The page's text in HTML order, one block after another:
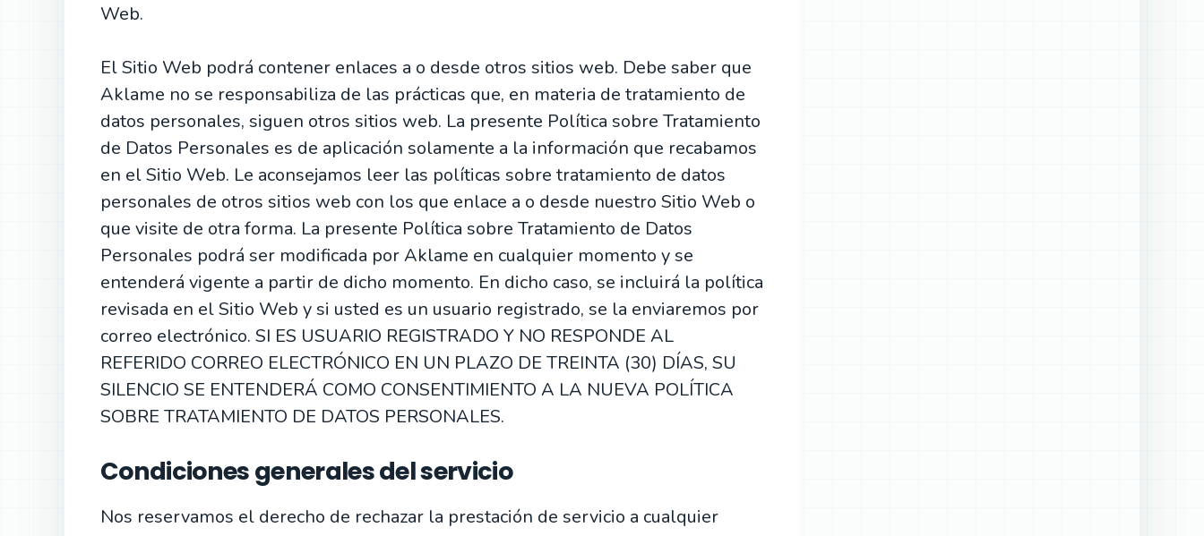
Web.
El Sitio Web podrá contener enlaces a o desde otros sitios web. Debe saber que
Aklame no se responsabiliza de las prácticas que, en materia de tratamiento de
datos personales, siguen otros sitios web. La presente Política sobre Tratamiento
de Datos Personales es de aplicación solamente a la información que recabamos
en el Sitio Web. Le aconsejamos leer las políticas sobre tratamiento de datos
personales de otros sitios web con los que enlace a o desde nuestro Sitio Web o
que visite de otra forma. La presente Política sobre Tratamiento de Datos
Personales podrá ser modificada por Aklame en cualquier momento y se
entenderá vigente a partir de dicho momento. En dicho caso, se incluirá la política
revisada en el Sitio Web y si usted es un usuario registrado, se la enviaremos por
correo electrónico. SI ES USUARIO REGISTRADO Y NO RESPONDE AL
REFERIDO CORREO ELECTRÓNICO EN UN PLAZO DE TREINTA (30) DÍAS, SU
SILENCIO SE ENTENDERÁ COMO CONSENTIMIENTO A LA NUEVA POLÍTICA
SOBRE TRATAMIENTO DE DATOS PERSONALES.
Condiciones generales del servicio
Nos reservamos el derecho de rechazar la prestación de servicio a cualquier